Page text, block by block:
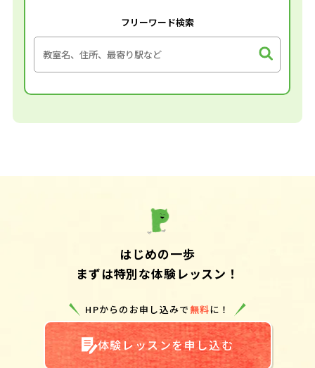
フリーワード検索
はじめの一歩
まずは特別な体験レッスン！
HPからのお申し込みで無料に！
体験レッスンを申し込む